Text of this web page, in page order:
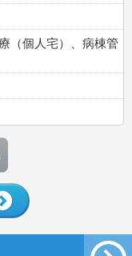
（個人宅）、病棟管